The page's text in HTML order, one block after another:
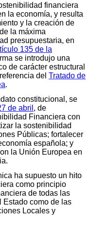
financiera
la economía, y resulta
y la creación de
la máxima
presupuestaria, en
135 de la
se introdujo una
de carácter estructural
del Tratado de
.
constitucional, se
de abril , de
Financiera con
la sostenibilidad
Públicas; fortalecer
española; y
la Unión Europea en
ha supuesto un hito
como principio
de todas las
Estado como de las
Locales y